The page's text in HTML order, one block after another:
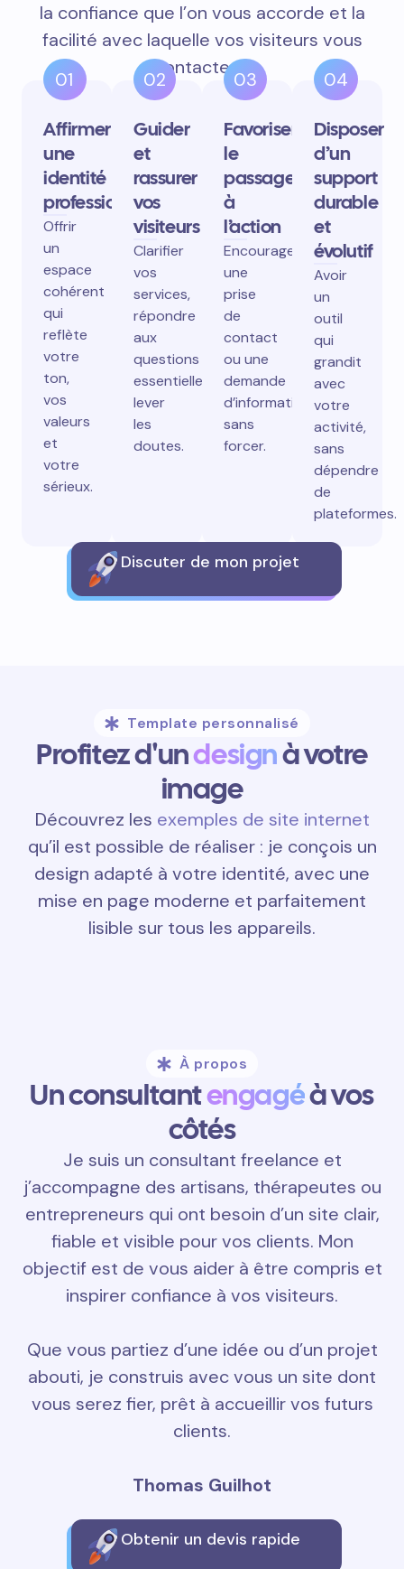
la confiance que l’on vous accorde et la
facilité avec laquelle vos visiteurs vous
contactent.
01
Affirmer
une
identité
professionnelle
Offrir
un
espace
cohérent
qui
reflète
votre
ton,
vos
valeurs
et
votre
sérieux.
02
Guider
et
rassurer
vos
visiteurs
Clarifier
vos
services,
répondre
aux
questions
essentielles,
lever
les
doutes.
03
Favoriser
le
passage
à
l’action
Encourager
une
prise
de
contact
ou une
demande
d’information
sans
forcer.
04
Disposer
d’un
support
durable
et
évolutif
Avoir
un
outil
qui
grandit
avec
votre
activité,
sans
dépendre
de
plateformes.
Discuter de mon projet
Template personnalisé
Profitez d'undesignà votre
image
Découvrez les exemples de site internet
qu’il est possible de réaliser : je conçois un
design adapté à votre identité, avec une
mise en page moderne et parfaitement
lisible sur tous les appareils.
À propos
Un consultantengagéà vos
côtés
Je suis un consultant freelance et
j’accompagne des artisans, thérapeutes ou
entrepreneurs qui ont besoin d’un site clair,
fiable et visible pour vos clients. Mon
objectif est de vous aider à être compris et
inspirer confiance à vos visiteurs.
Que vous partiez d’une idée ou d’un projet
abouti, je construis avec vous un site dont
vous serez fier, prêt à accueillir vos futurs
clients.
Thomas Guilhot
Obtenir un devis rapide